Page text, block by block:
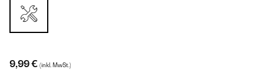
9,99 € (inkl. MwSt.)